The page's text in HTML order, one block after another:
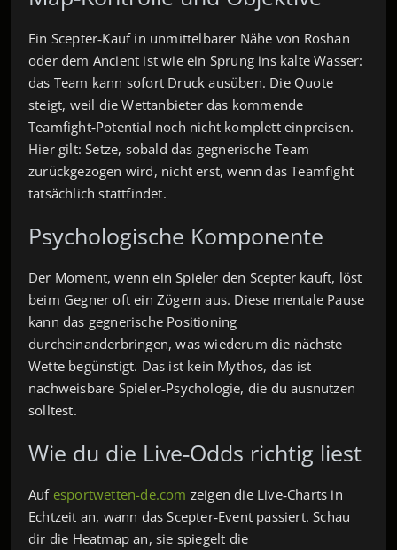
Ein Scepter‑Kauf in unmittelbarer Nähe von Roshan
oder dem Ancient ist wie ein Sprung ins kalte Wasser:
das Team kann sofort Druck ausüben. Die Quote
steigt, weil die Wettanbieter das kommende
Teamfight‑Potential noch nicht komplett einpreisen.
Hier gilt: Setze, sobald das gegnerische Team
zurückgezogen wird, nicht erst, wenn das Teamfight
tatsächlich stattfindet.
Psychologische Komponente
Der Moment, wenn ein Spieler den Scepter kauft, löst
beim Gegner oft ein Zögern aus. Diese mentale Pause
kann das gegnerische Positioning
durcheinanderbringen, was wiederum die nächste
Wette begünstigt. Das ist kein Mythos, das ist
nachweisbare Spieler‑Psychologie, die du ausnutzen
solltest.
Wie du die Live‑Odds richtig liest
Auf esportwetten-de.com zeigen die Live‑Charts in
Echtzeit an, wann das Scepter‑Event passiert. Schau
dir die Heatmap an, sie spiegelt die